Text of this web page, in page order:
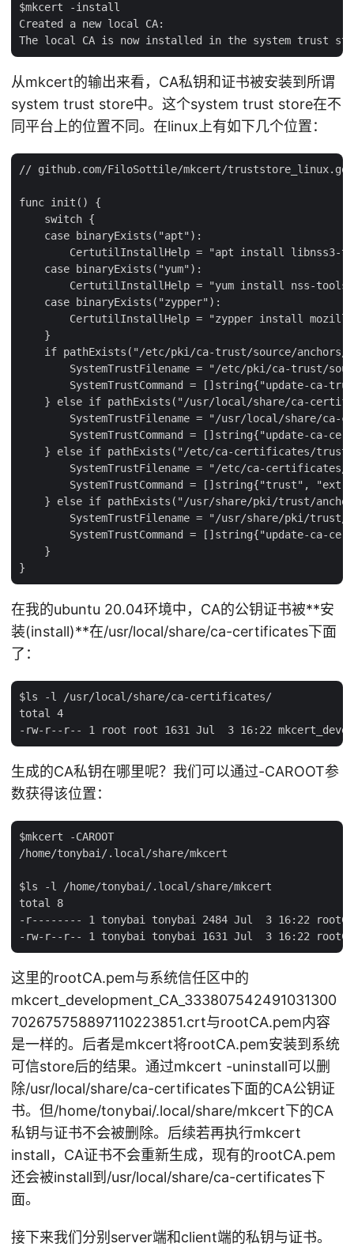
$mkcert -install
Created a new local CA:
从mkcert的输出来看，CA私钥和证书被安装到所谓
system trust store中。这个system trust store在不
同平台上的位置不同。在linux上有如下几个位置：
// github.com/FiloSottile/mkcert/truststore_linux.go
func init() {
    switch {
    case binaryExists("apt"):
CertutilInstallHelp = "apt install libnss3-
    case binaryExists("yum"):
        CertutilInstallHelp = "yum install nss-tools"
    case binaryExists("zypper"):
CertutilInstallHelp = "zypper install
    }
if pathExists("/etc/pki/ca-trust/source/anchors/
SystemTrustFilename = "/etc/pki/ca-trust/
SystemTrustCommand = []string{"update-ca-
} else if pathExists("/usr/local/share/ca-
SystemTrustFilename = "/usr/local/share/ca-
SystemTrustCommand = []string{"update-ca-
} else if pathExists("/etc/ca-certificates/
SystemTrustFilename = "/etc/ca-certificates/
SystemTrustCommand = []string{"trust",
} else if pathExists("/usr/share/pki/trust/
SystemTrustFilename = "/usr/share/pki/trust/
SystemTrustCommand = []string{"update-ca-
    }
在我的ubuntu 20.04环境中，CA的公钥证书被**安
装(install)**在/usr/local/share/ca-certificates下面
了：
$ls -l /usr/local/share/ca-certificates/
total 4
生成的CA私钥在哪里呢？我们可以通过-CAROOT参
数获得该位置：
$mkcert -CAROOT
/home/tonybai/.local/share/mkcert
$ls -l /home/tonybai/.local/share/mkcert
total 8
-r-------- 1 tonybai tonybai 2484 Jul  3 16:22 rootCA-
这里的rootCA.pem与系统信任区中的
mkcert_development_CA_333807542491031300
702675758897110223851.crt与rootCA.pem内容
是一样的。后者是mkcert将rootCA.pem安装到系统
可信store后的结果。通过mkcert -uninstall可以删
除/usr/local/share/ca-certificates下面的CA公钥证
书。但/home/tonybai/.local/share/mkcert下的CA
私钥与证书不会被删除。后续若再执行mkcert
install，CA证书不会重新生成，现有的rootCA.pem
还会被install到/usr/local/share/ca-certificates下
面。
接下来我们分别server端和client端的私钥与证书。